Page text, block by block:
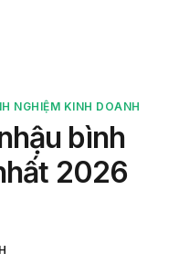
NGHIỆM KINH DOANH
bình
2026